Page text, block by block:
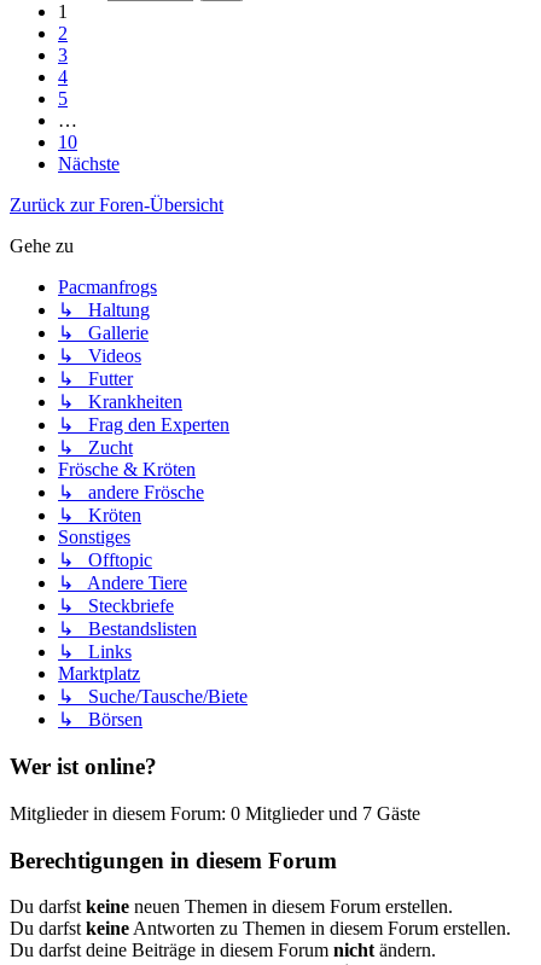
1
2
3
4
5
…
10
Nächste
Zurück zur Foren-Übersicht
Gehe zu
Pacmanfrogs
↳ Haltung
↳ Gallerie
↳ Videos
↳ Futter
↳ Krankheiten
↳ Frag den Experten
↳ Zucht
Frösche & Kröten
↳ andere Frösche
↳ Kröten
Sonstiges
↳ Offtopic
↳ Andere Tiere
↳ Steckbriefe
↳ Bestandslisten
↳ Links
Marktplatz
↳ Suche/Tausche/Biete
↳ Börsen
Wer ist online?
Mitglieder in diesem Forum: 0 Mitglieder und 7 Gäste
Berechtigungen in diesem Forum
Du darfst keine neuen Themen in diesem Forum erstellen.
Du darfst keine Antworten zu Themen in diesem Forum erstellen.
Du darfst deine Beiträge in diesem Forum nicht ändern.